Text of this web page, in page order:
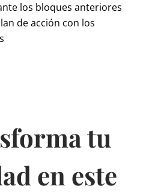
los bloques anteriores
de acción con los
tu
en este